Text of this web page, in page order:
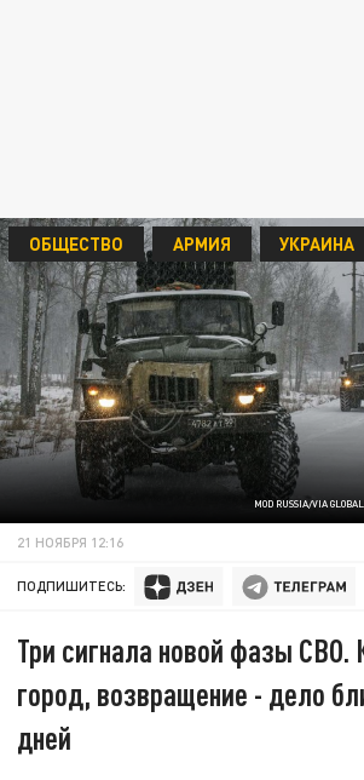
MOD RUSSIA/VIA
ОБЩЕСТВО АРМИЯ УКРАИНА
21 НОЯБРЯ 12:16
ПОДПИШИТЕСЬ:
Три сигнала новой фазы СВО.
город, возвращение - дело
дней